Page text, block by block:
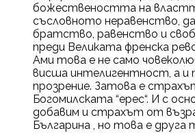
божествеността на
съсловното неравенство,
братство, равенство и
преди Великата френска
Ами това е не само
висша интелигентност, а и
прозрение. Затова е
Богомилската “ерес“. И с
добавим и страхът от
Българина , но това е друга